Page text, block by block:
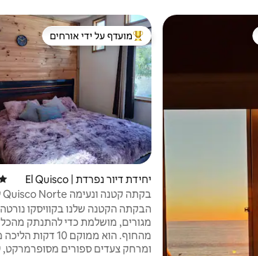
על ידי אורחים מוביל בקרב נכסים מועדפים על ידי
מועדף על ידי אורחים
יחידת דיור נפרדת | El Quisco
בקתה קטנה ונעימה Quisco Norte ליד החוף
הבקתה הקטנה שלנו בקוויסקו
מגורים, מושלמת כדי להתנתק מהכל
מהחוף. הוא ממוקם 10
ומרחק צעדים ספורים מסופרמרקט,